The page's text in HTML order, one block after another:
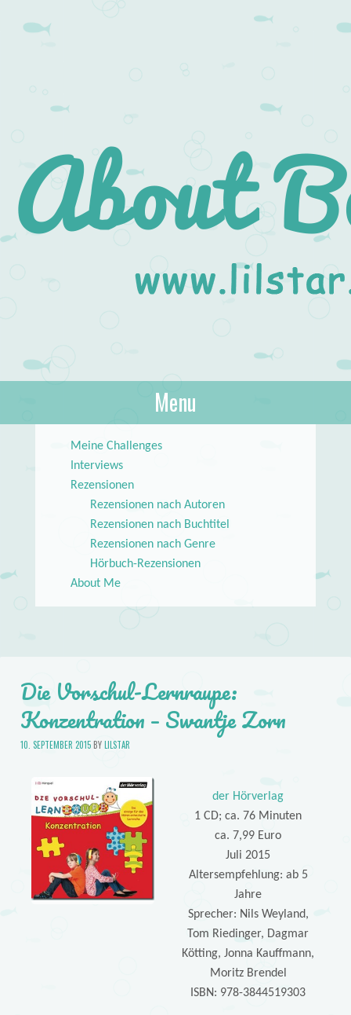
About Books
lilstar.de
Menu
Meine Challenges
Interviews
Rezensionen
Rezensionen nach Autoren
Rezensionen nach Buchtitel
Rezensionen nach Genre
Hörbuch-Rezensionen
About Me
Die Vorschul-Lernraupe:
Konzentration – Swantje Zorn
10. SEPTEMBER 2015BYLILSTAR
der Hörverlag
1 CD; ca. 76 Minuten
ca. 7,99 Euro
Juli 2015
Altersempfehlung: ab 5
Jahre
Sprecher: Nils Weyland,
Tom Riedinger, Dagmar
Kötting, Jonna Kauffmann,
Moritz Brendel
ISBN: 978-3844519303